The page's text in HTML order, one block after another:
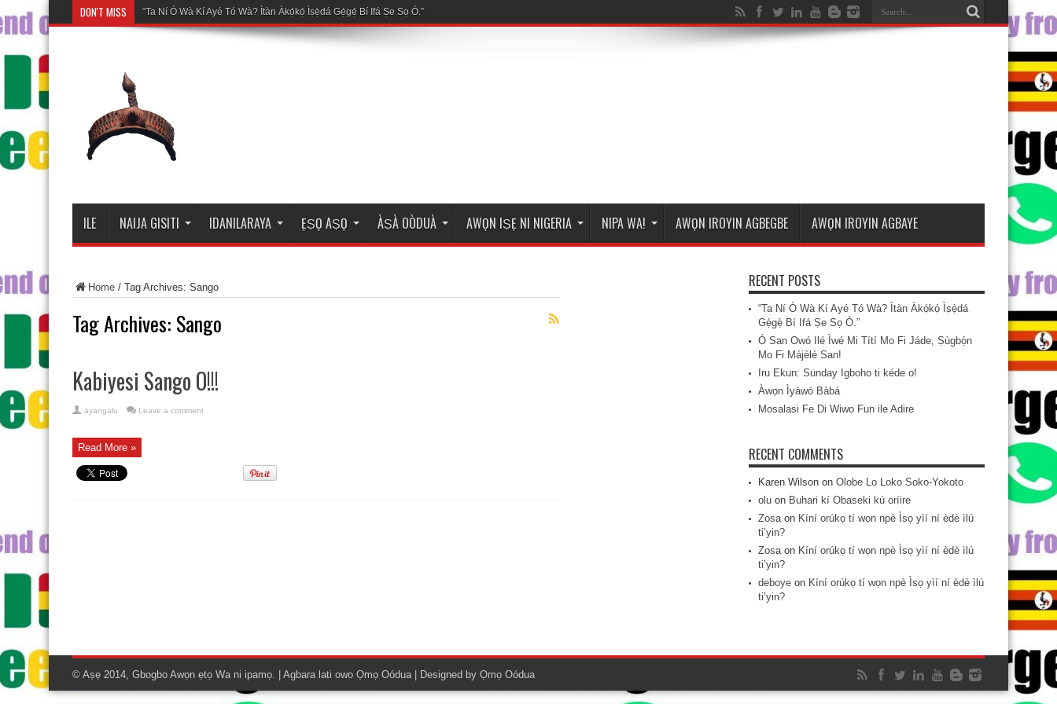
DON'T MISS Mo
ILE NAIJA GISITI IDANILARAYA ẸṢỌ AṢỌ ÀṢÀ OÒDUÀ AWỌN IṢẸ NI NIGERIA NIPA WA! AWỌN IROYIN AGBEGBE AWỌN IROYIN AGBAYE
Home / Tag Archives: Sango
Tag Archives: Sango
Kabiyesi Sango O!!!
ayangalu Leave a comment
Read More »
RECENT POSTS
“Ta Ní Ó Wà Kí Ayé Tó Wà? Ìtàn Àkọ́kọ́ Ìṣẹ̀dá
Gẹ́gẹ́ Bí Ifá Ṣe Sọ Ó.”
Ó San Owó Ilé Ìwé Mi Títí Mo Fi Jáde, Ṣùgbọ́n
Mo Fi Májèlé San!
Iru Ekun: Sunday Igboho ti kéde o!
Àwọn Ìyàwó Bàbá
Mosalasi Fe Di Wiwo Fun ile Adire
RECENT COMMENTS
Karen Wilson on Olobe Lo Loko Soko-Yokoto
olu on Buhari kí Obaseki kú oríire
Zosaon Kíní orúkọ tí wọn npè Ìsọ yìí ní èdè ìlú
ti’yin?
Zosaon Kíní orúkọ tí wọn npè Ìsọ yìí ní èdè ìlú
ti’yin?
deboye on Kíní orúkọ tí wọn npè Ìsọ yìí ní èdè ìlú
ti’yin?
© Aṣẹ 2014, Gbogbo Awọn ẹtọ Wa ni ipamọ. | Agbara lati owo Ọmọ Oódua | Designed by Ọmọ Oódua